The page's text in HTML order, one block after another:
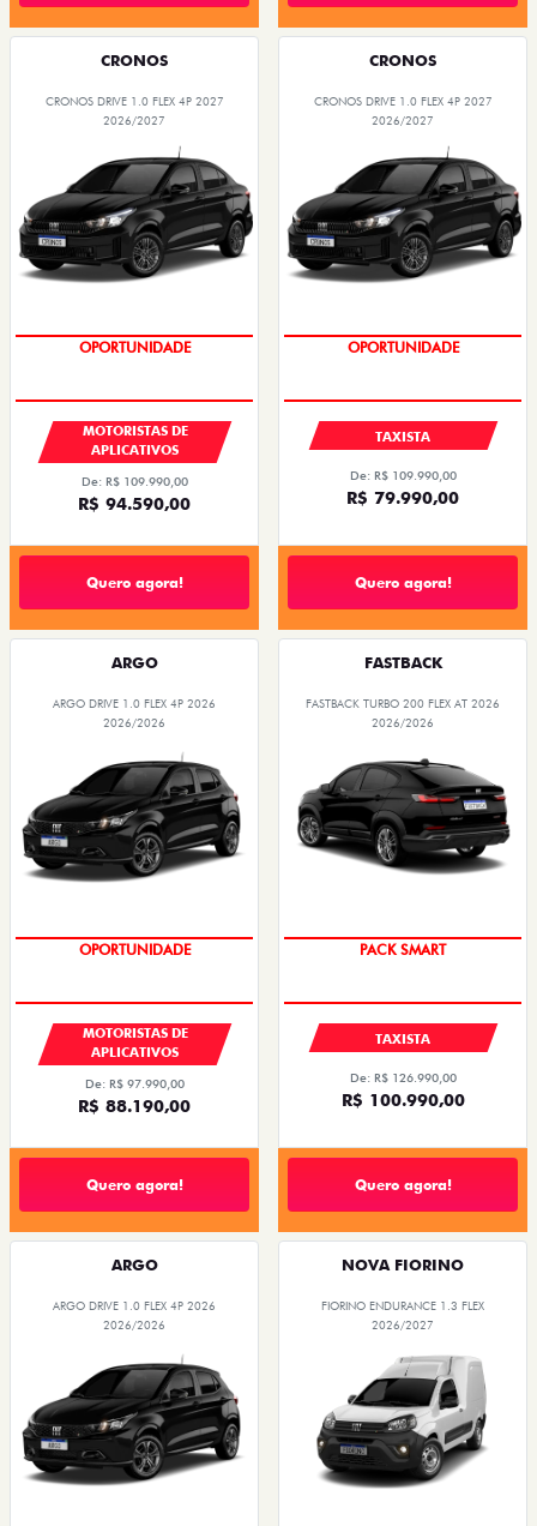
CRONOS
CRONOS DRIVE 1.0 FLEX 4P 2027
2026/2027
OPORTUNIDADE
MOTORISTAS DE
APLICATIVOS
De: R$ 109.990,00
R$ 94.590,00
Quero agora!
CRONOS
CRONOS DRIVE 1.0 FLEX 4P 2027
2026/2027
OPORTUNIDADE
TAXISTA
De: R$ 109.990,00
R$ 79.990,00
Quero agora!
ARGO
ARGO DRIVE 1.0 FLEX 4P 2026
2026/2026
OPORTUNIDADE
MOTORISTAS DE
APLICATIVOS
De: R$ 97.990,00
R$ 88.190,00
Quero agora!
FASTBACK
FASTBACK TURBO 200 FLEX AT 2026
2026/2026
PACK SMART
TAXISTA
De: R$ 126.990,00
R$ 100.990,00
Quero agora!
ARGO
ARGO DRIVE 1.0 FLEX 4P 2026
2026/2026
NOVA FIORINO
FIORINO ENDURANCE 1.3 FLEX
2026/2027